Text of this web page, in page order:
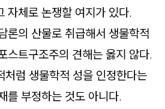
자체로 논쟁할 여지가 있다.
론의 산물로 취급해서 생물학적
스트구조주의 견해는 옳지 않다.
처럼 생물학적 성을 인정한다는
를 부정하는 것도 아니다.